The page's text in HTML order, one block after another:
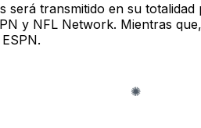
será transmitido en su
y NFL Network. Mientras